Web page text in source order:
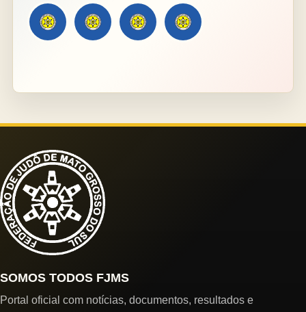
SOMOS TODOS FJMS
Portal oficial com notícias, documentos, resultados e